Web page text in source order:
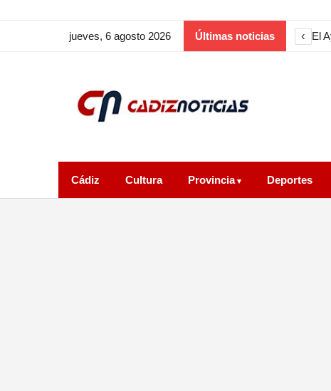
jueves, 6 agosto 2026 Últimas noticias ‹
Cádiz Cultura Provincia Deportes